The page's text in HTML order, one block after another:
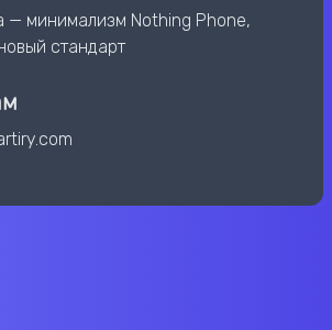
— минимализм Nothing Phone,
стандарт